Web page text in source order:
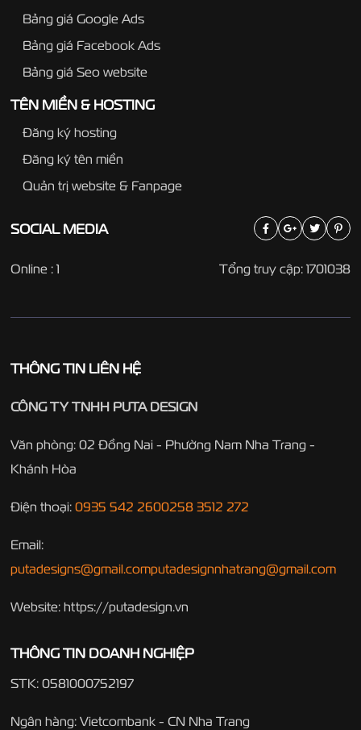
Bảng giá Google Ads
Bảng giá Facebook Ads
Bảng giá Seo website
TÊN MIỀN & HOSTING
Đăng ký hosting
Đăng ký tên miền
Quản trị website & Fanpage
SOCIALMEDIA
Tổng truy cập: 1701038
Online : 1
THÔNG TIN LIÊN HỆ
CÔNG TY TNHH PUTA DESIGN
Văn phòng: 02 Đồng Nai - Phường Nam Nha Trang -
Khánh Hòa
Điện thoại: 0935 542 2600258 3512 272
Email:
putadesigns@gmail.computadesignnhatrang@gmail.com
Website: https://putadesign.vn
THÔNG TIN DOANH NGHIỆP
STK: 0581000752197
Ngân hàng: Vietcombank - CN Nha Trang